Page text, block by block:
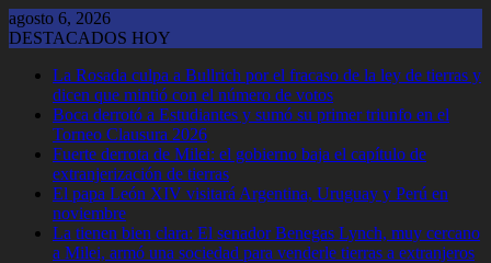
Saltar
al
agosto 6, 2026
DESTACADOS HOY
La Rosada culpa a Bullrich por el fracaso de la ley de tierras y
dicen que mintió con el número de votos
Boca derrotó a Estudiantes y sumó su primer triunfo en el
Torneo Clausura 2026
Fuerte derrota de Milei: el gobierno baja el capítulo de
extranjerización de tierras
El papa León XIV visitará Argentina, Uruguay y Perú en
noviembre
La tienen bien clara: El senador Benegas Lynch, muy cercano
a Milei, armó una sociedad para venderle tierras a extranjeros